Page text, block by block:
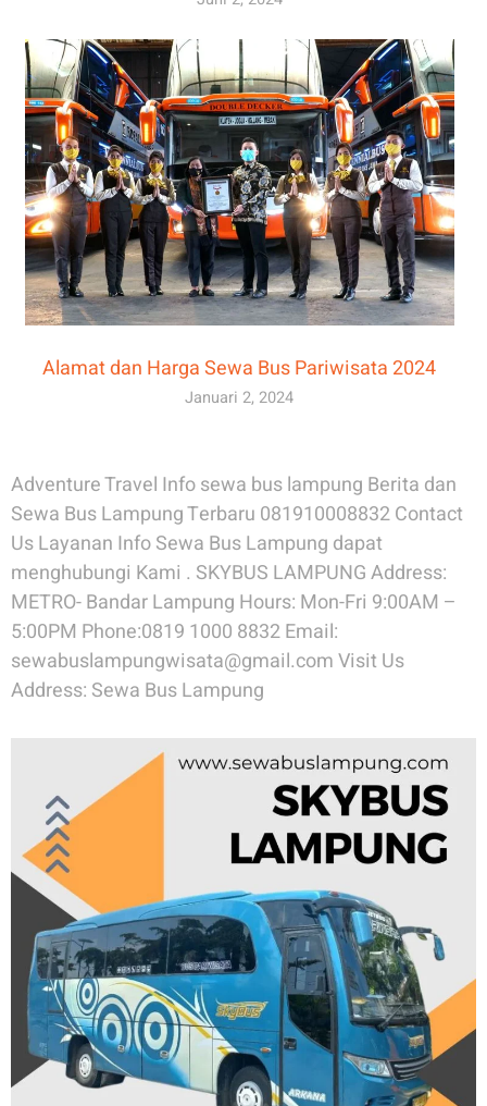
Alamat dan Harga Sewa Bus Pariwisata 2024
Januari 2, 2024
Adventure Travel Info sewa bus lampung Berita dan
Sewa Bus Lampung Terbaru 081910008832 Contact
Us Layanan Info Sewa Bus Lampung dapat
menghubungi Kami . SKYBUS LAMPUNG Address:
METRO- Bandar Lampung Hours: Mon-Fri 9:00AM –
5:00PM Phone:0819 1000 8832 Email:
sewabuslampungwisata@gmail.com Visit Us
Address: Sewa Bus Lampung